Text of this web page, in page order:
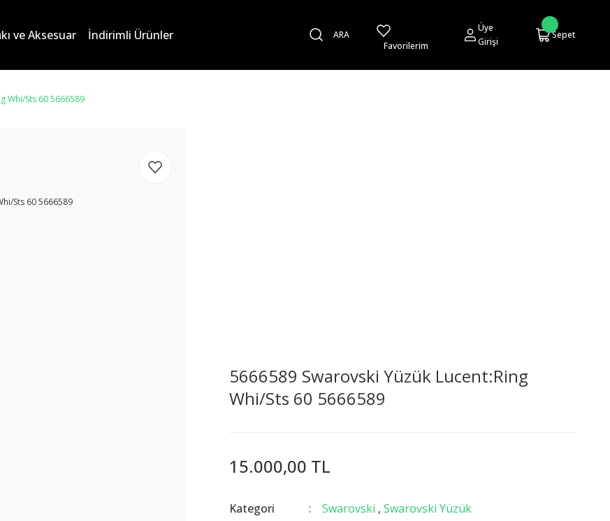
ve Aksesuar İndirimli Ürünler
ARA
Favorilerim
Üye
Girişi
Sepet
Whi/Sts 60 5666589
5666589 Swarovski Yüzük Lucent:Ring
Whi/Sts 60 5666589
15.000,00 TL
Kategori Swarovski , Swarovski Yüzük